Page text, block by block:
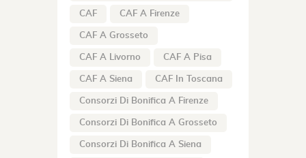
CAF CAF A Firenze
CAF A Grosseto
CAF A Livorno CAF A Pisa
CAF A Siena CAF In Toscana
Consorzi Di Bonifica A Firenze
Consorzi Di Bonifica A Grosseto
Consorzi Di Bonifica A Siena